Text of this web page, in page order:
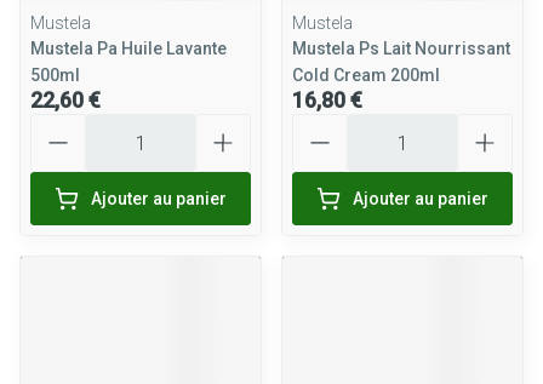
Mustela
Mustela Pa Huile Lavante
500ml
22,60 €
Ajouter au panier
Mustela
Mustela Ps Lait Nourrissant
Cold Cream 200ml
16,80 €
Ajouter au panier